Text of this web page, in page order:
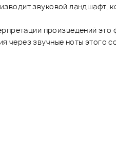
звуковой ландшафт,
произведений это
через звучные ноты этого